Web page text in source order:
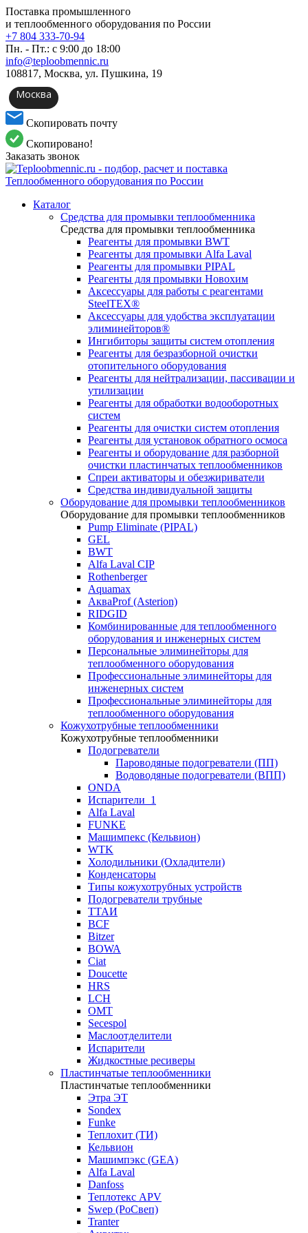
Поставка промышленного
и теплообменного оборудования по России
+7 804 333-70-94
Пн. - Пт.: с 9:00 до 18:00
info@teploobmennic.ru
108817, Москва, ул. Пушкина, 19
Москва
Скопировать почту
Скопировано!
Заказать звонок
Каталог
Средства для промывки теплообменника
Средства для промывки теплообменника
Реагенты для промывки BWT
Реагенты для промывки Alfa Laval
Реагенты для промывки PIPAL
Реагенты для промывки Новохим
Аксессуары для работы с реагентами
SteelTEX®
Аксессуары для удобства эксплуатации
элиминейторов®
Ингибиторы защиты систем отопления
Реагенты для безразборной очистки
отопительного оборудования
Реагенты для нейтрализации, пассивации и
утилизации
Реагенты для обработки водооборотных
систем
Реагенты для очистки систем отопления
Реагенты для установок обратного осмоса
Реагенты и оборудование для разборной
очистки пластинчатых теплообменников
Спреи активаторы и обезжириватели
Средства индивидуальной защиты
Оборудование для промывки теплообменников
Оборудование для промывки теплообменников
Pump Eliminate (PIPAL)
GEL
BWT
Alfa Laval CIP
Rothenberger
Aquamax
АкваProf (Asterion)
RIDGID
Комбинированные для теплообменного
оборудования и инженерных систем
Персональные элиминейторы для
теплообменного оборудования
Профессиональные элиминейторы для
инженерных систем
Профессиональные элиминейторы для
теплообменного оборудования
Кожухотрубные теплообменники
Кожухотрубные теплообменники
Подогреватели
Пароводяные подогреватели (ПП)
Водоводяные подогреватели (ВПП)
ONDA
Испарители_1
Alfa Laval
FUNKE
Машимпекс (Кельвион)
WTK
Холодильники (Охладители)
Конденсаторы
Типы кожухотрубных устройств
Подогреватели трубные
ТТАИ
BCF
Bitzer
BOWA
Ciat
Doucette
HRS
LCH
OMT
Secespol
Маслоотделители
Испарители
Жидкостные ресиверы
Пластинчатые теплообменники
Пластинчатые теплообменники
Этра ЭТ
Sondex
Funke
Теплохит (ТИ)
Кельвион
Машимпэкс (GEA)
Alfa Laval
Danfoss
Теплотекс APV
Swep (РоСвеп)
Tranter